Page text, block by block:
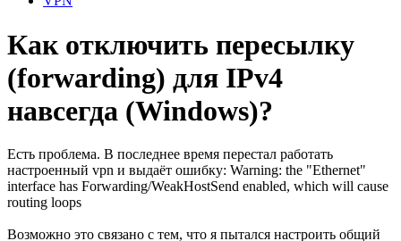
Как отключить пересылку
(forwarding) для IPv4
навсегда (Windows)?
Есть проблема. В последнее время перестал работать
настроенный vpn и выдаёт ошибку: Warning: the "Ethernet"
interface has Forwarding/WeakHostSend enabled, which will cause
routing loops
Возможно это связано с тем, что я пытался настроить общий